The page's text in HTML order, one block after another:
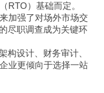
RTO）基础而定。
加强了对场外市场交
尽职调查成为关键环
构设计、财务审计、
业更倾向于选择一站